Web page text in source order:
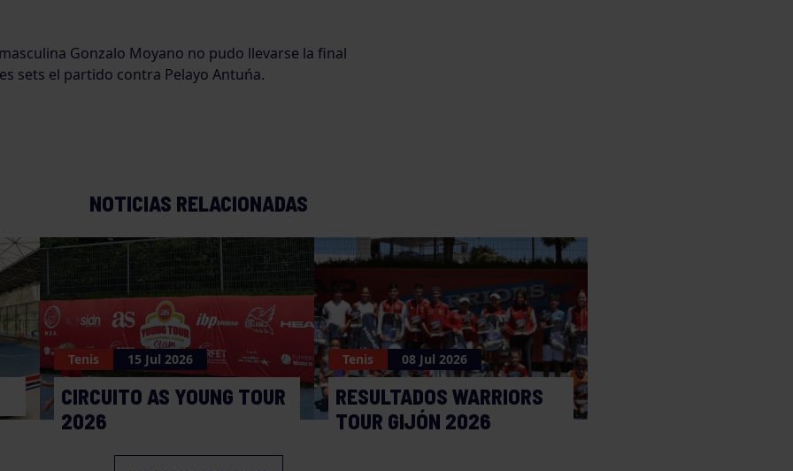
Gonzalo Moyano no pudo llevarse la final
sets el partido contra Pelayo Antuńa.
NOTICIAS RELACIONADAS
Tenis 15 Jul 2026
CIRCUITO AS YOUNG TOUR
2026
Tenis 08 Jul 2026
RESULTADOS WARRIORS
TOUR GIJÓN 2026